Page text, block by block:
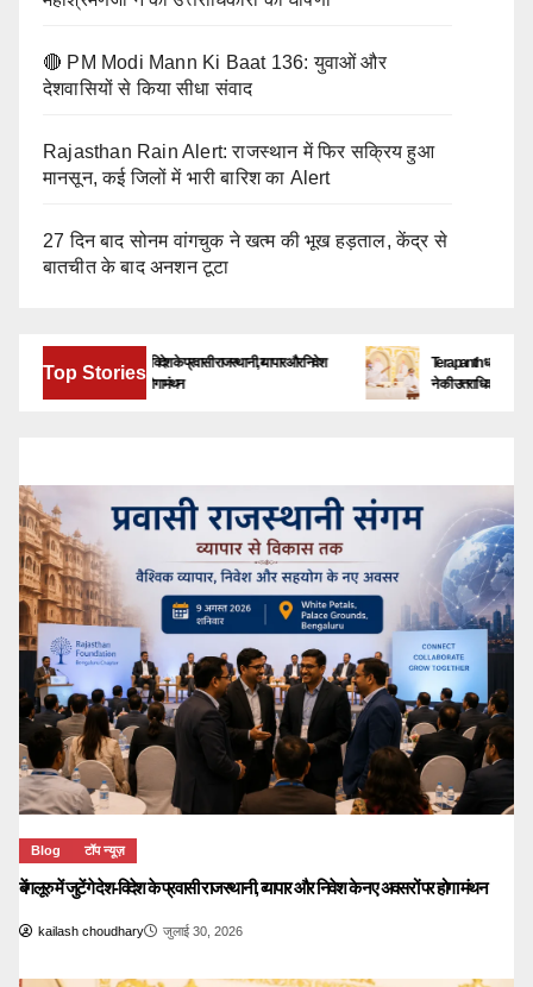
🔴 PM Modi Mann Ki Baat 136: युवाओं और
देशवासियों से किया सीधा संवाद
Rajasthan Rain Alert: राजस्थान में फिर सक्रिय हुआ
मानसून, कई जिलों में भारी बारिश का Alert
27 दिन बाद सोनम वांगचुक ने खत्म की भूख हड़ताल, केंद्र से
बातचीत के बाद अनशन टूटा
Top Stories
बेंगलूरु में जुटेंगे देश-विदेश के प्रवासी राजस्थानी, व्यापार और निवेश
के नए अवसरों पर होगा मंथन
Terapanth धर्मसंघ को मिला नया
ने की उत्तराधिकारी की घोषणा
Blog टॉप न्यूज़
बेंगलूरु में जुटेंगे देश-विदेश के प्रवासी राजस्थानी, व्यापार और निवेश के नए अवसरों पर होगा मंथन
kailash choudhary जुलाई 30, 2026